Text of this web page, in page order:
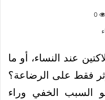
0
عند النساء، أو ما
فقط على الرضاعة؟
السبب الخفي وراء